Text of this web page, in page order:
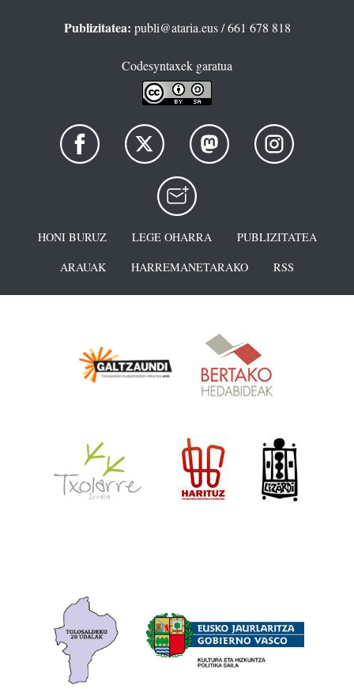
Publizitatea: publi@ataria.eus/ 661 678 818
Codesyntaxek garatua
HONI BURUZ LEGE OHARRA
PUBLIZITATEA
ARAUAK
HARREMANETARAKO RSS